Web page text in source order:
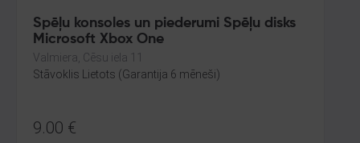
Spēļu konsoles un piederumi Spēļu disks
Microsoft Xbox One
Valmiera, Cēsu iela 11
Stāvoklis Lietots (Garantija 6 mēneši)
9.00 €